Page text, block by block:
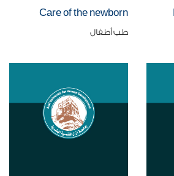
Care of the newborn
طب أطفال